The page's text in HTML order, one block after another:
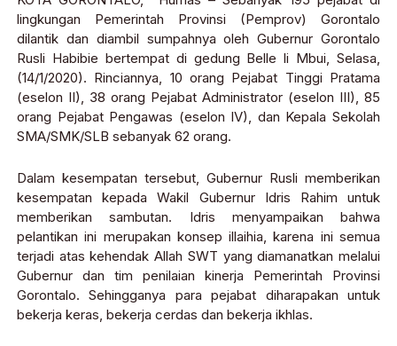
lingkungan Pemerintah Provinsi (Pemprov) Gorontalo
dilantik dan diambil sumpahnya oleh Gubernur Gorontalo
Rusli Habibie bertempat di gedung Belle li Mbui, Selasa,
(14/1/2020). Rinciannya, 10 orang Pejabat Tinggi Pratama
(eselon II), 38 orang Pejabat Administrator (eselon III), 85
orang Pejabat Pengawas (eselon IV), dan Kepala Sekolah
SMA/SMK/SLB sebanyak 62 orang.
Dalam kesempatan tersebut, Gubernur Rusli memberikan
kesempatan kepada Wakil Gubernur Idris Rahim untuk
memberikan sambutan. Idris menyampaikan bahwa
pelantikan ini merupakan konsep illaihia, karena ini semua
terjadi atas kehendak Allah SWT yang diamanatkan melalui
Gubernur dan tim penilaian kinerja Pemerintah Provinsi
Gorontalo. Sehingganya para pejabat diharapakan untuk
bekerja keras, bekerja cerdas dan bekerja ikhlas.